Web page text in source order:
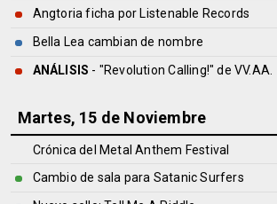
Angtoria ficha por Listenable Records
Bella Lea cambian de nombre
ANÁLISIS - "Revolution Calling!" deVV.AA.
Martes, 15 de Noviembre
Crónica del Metal Anthem Festival
Cambio de sala para Satanic Surfers